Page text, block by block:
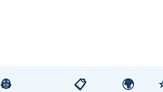
👷 📋 🌍